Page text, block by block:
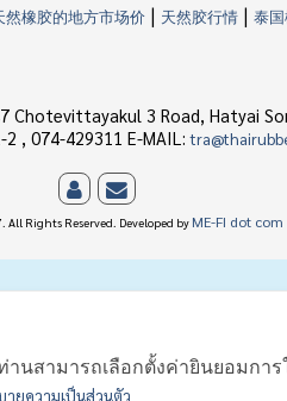
然橡胶的地方市场价 | 天然胶行情 | 泰
Chotevittayakul 3 Road, Hatyai
2 , 074-429311 E-MAIL:
All Rights Reserved. Developed by ME-FI dot com
นสามารถเลือกตั้งค่ายินยอมก
ายความเป็นส่วนตัว